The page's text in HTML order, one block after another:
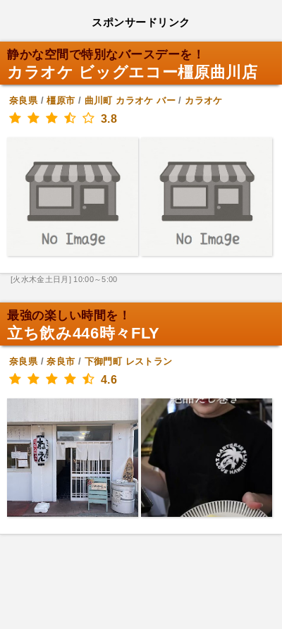
スポンサードリンク
静かな空間で特別なバースデーを！
カラオケ ビッグエコー橿原曲川店
奈良県/橿原市 / 曲川町 カラオケ バー/ カラオケ
3.8
[火水木金土日月] 10:00～5:00
最強の楽しい時間を！
立ち飲み446時々FLY
奈良県/奈良市 / 下御門町 レストラン
4.6